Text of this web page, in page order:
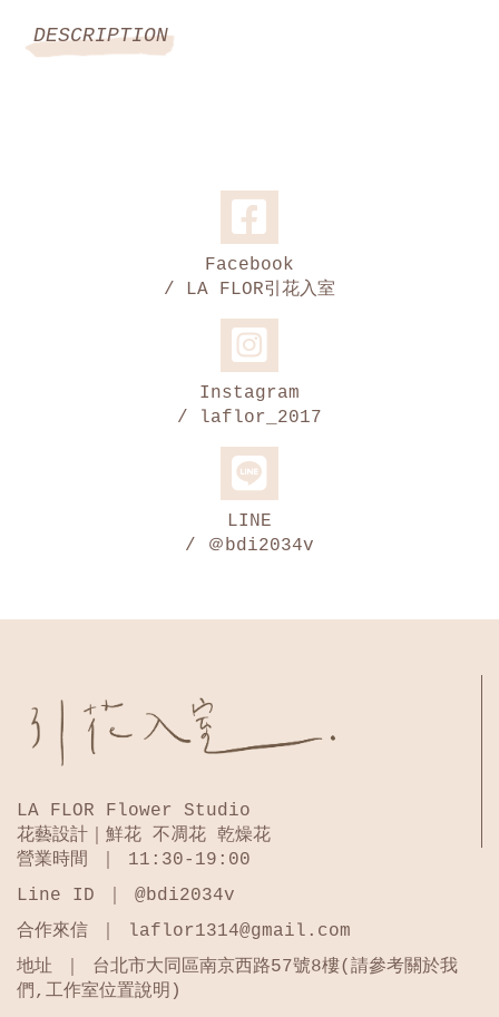
DESCRIPTION
Facebook
/ LA FLOR引花入室
Instagram
/ laflor_2017
LINE
/ ＠bdi2034v
LA FLOR Flower Studio
花藝設計｜鮮花 不凋花 乾燥花
營業時間 ｜ 11:30-19:00
Line ID ｜ @bdi2034v
合作來信 ｜ laflor1314@gmail.com
地址 ｜ 台北市大同區南京西路57號8樓(請參考關於我
們,工作室位置說明)